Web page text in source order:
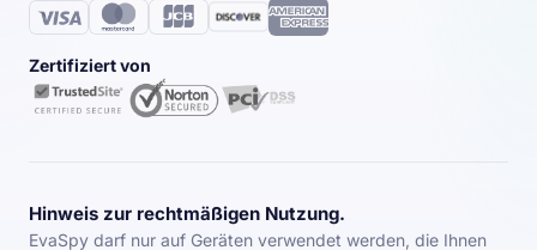
Zertifiziert von
Hinweis zur rechtmäßigen Nutzung.
EvaSpy darf nur auf Geräten verwendet werden, die Ihnen